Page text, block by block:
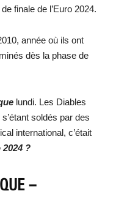
finale de l’Euro 2024.
année où ils ont
dès la phase de
lundi. Les Diables
soldés par des
international, c’était
2024 ?
–